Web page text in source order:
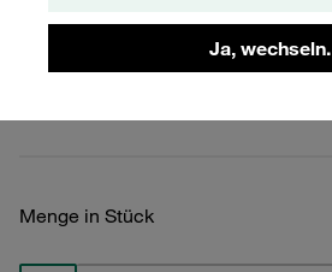
Ja, wechseln.
STAUFF Materialnr. 1110015486
Menge in Stück